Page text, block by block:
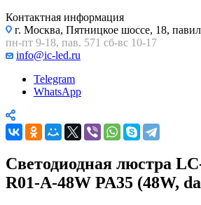
Контактная информация
г. Москва, Пятницкое шоссе, 18,
пн-пт 9-18, пав. 571 сб-вс 10-17
info@ic-led.ru
Telegram
WhatsApp
Светодиодная люстра
R01-A-48W PA35 (48W,